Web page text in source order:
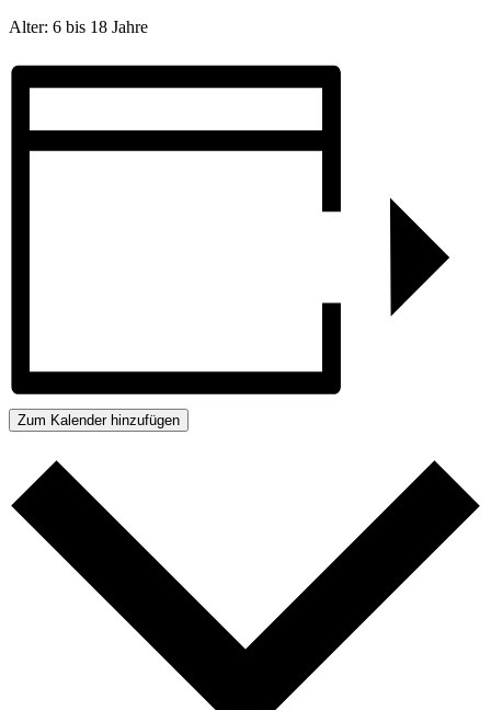
Alter: 6 bis 18 Jahre
Zum Kalender hinzufügen